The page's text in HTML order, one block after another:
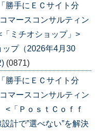
勝手にＥＣサイト分
マースコンサルティン
ミチオショップ」>
ップ（2026年4月30
(0871)
勝手にＥＣサイト分
マースコンサルティン
「ＰｏｓｔＣｏｆｆ
計で”選べない”を解決